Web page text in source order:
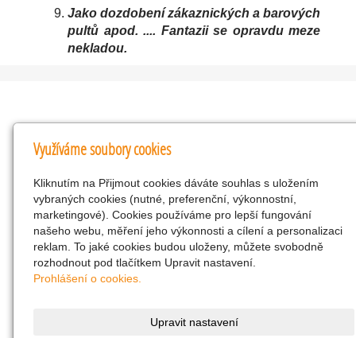
Jako dozdobení zákaznických a barových
pultů apod. .... Fantazii se opravdu meze
nekladou.
Kontakty
KNK obchodní společnost s r.o.
Komenského 127, Žacléř, 542 01 Číslo účtu:
286293602/0300
25298518
CZ25298518
info@drogerienacestach.cz
Využíváme soubory cookies
Kliknutím na Přijmout cookies dáváte souhlas s uložením
vybraných cookies (nutné, preferenční, výkonnostní,
marketingové). Cookies používáme pro lepší fungování
našeho webu, měření jeho výkonnosti a cílení a personalizaci
reklam. To jaké cookies budou uloženy, můžete svobodně
rozhodnout pod tlačítkem Upravit nastavení.
Prohlášení o cookies.
Upravit nastavení